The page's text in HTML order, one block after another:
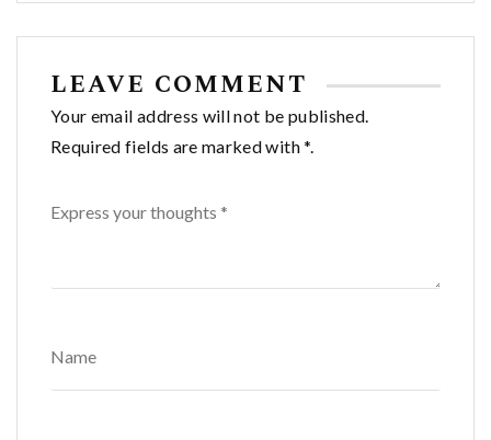
entradas
LEAVE COMMENT
Your email address will not be published.
Required fields are marked with *.